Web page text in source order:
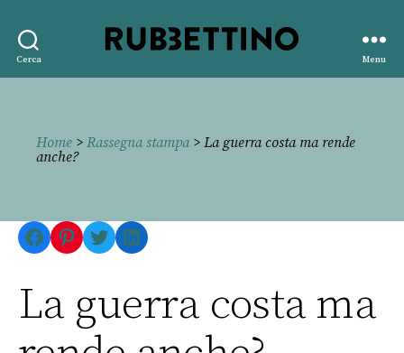
Cerca
editore
Menu
Home > Rassegna stampa> La guerra costa ma rende
anche?
Facebook
Pinterest
TwitterLinkedIn
La guerra costa ma